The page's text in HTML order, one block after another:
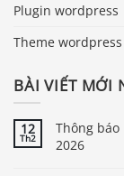
Plugin wordpress
Theme wordpress
BÀI VIẾT MỚI
12
Th2
Thông
2026